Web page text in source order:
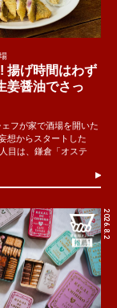
揚げ時間はわず
姜醤油でさっ
フが家で酒場を開いた
想からスタートした
目は、鎌倉「オステ
2026.8.2